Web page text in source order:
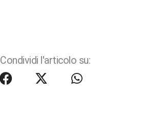
Condividi l'articolo su: